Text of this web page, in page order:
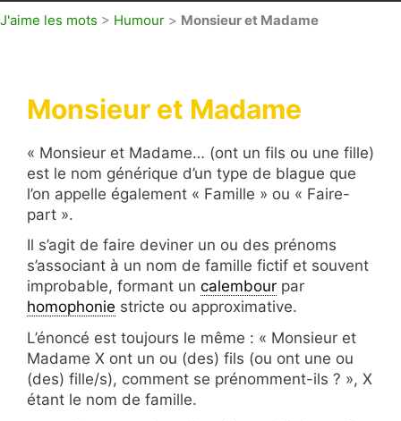
J'aime les mots > Humour > Monsieur et Madame
Monsieur et Madame
« Monsieur et Madame… (ont un fils ou une fille)
est le nom générique d’un type de blague que
l’on appelle également « Famille » ou « Faire-
part ».
Il s’agit de faire deviner un ou des prénoms
s’associant à un nom de famille fictif et souvent
improbable, formant un calembour par
homophonie stricte ou approximative.
L’énoncé est toujours le même : « Monsieur et
Madame X ont un ou (des) fils (ou ont une ou
(des) fille/s), comment se prénomment-ils ? », X
étant le nom de famille.